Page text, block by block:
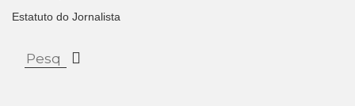
Estatuto do Jornalista